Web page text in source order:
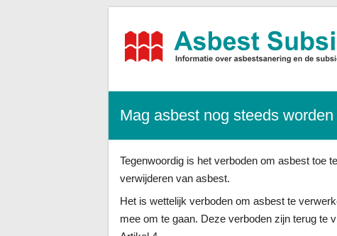
Asbest-
informatie,
sanering
+
Mag asbest nog steeds
Tegenwoordig is het verboden om asbest toe
verwijderen van asbest.
Het is wettelijk verboden om asbest te
mee om te gaan. Deze verboden zijn terug te